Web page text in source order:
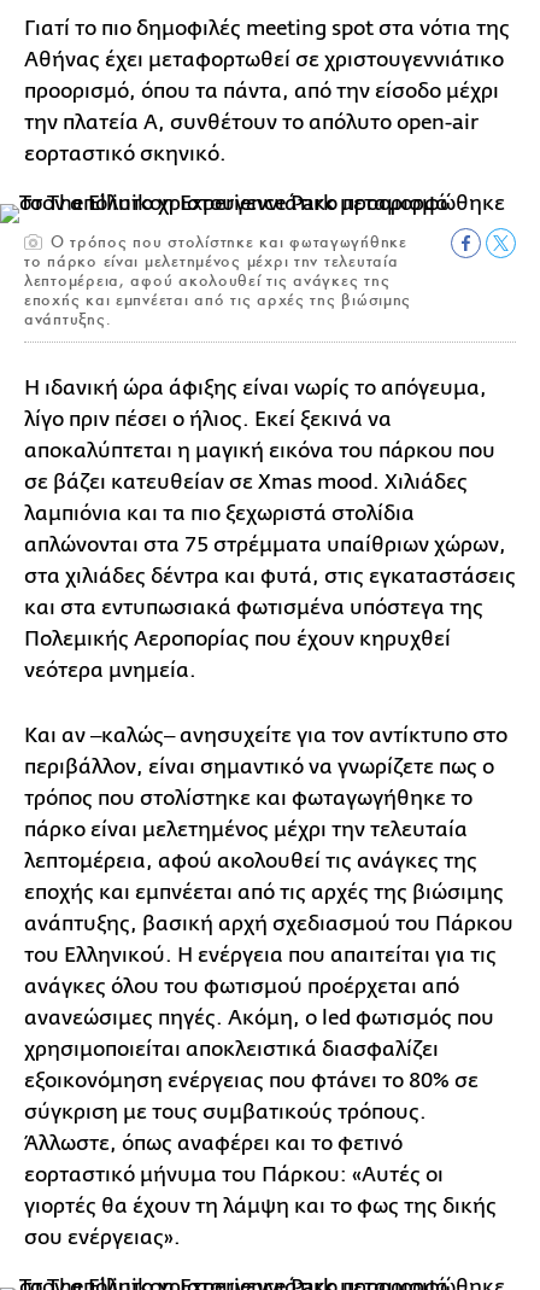
Γιατί το πιο δημοφιλές meeting spot στα νότια της
Αθήνας έχει μεταφορτωθεί σε χριστουγεννιάτικο
προορισμό, όπου τα πάντα, από την είσοδο μέχρι
την πλατεία Α, συνθέτουν το απόλυτο open-air
εορταστικό σκηνικό.
Ο τρόπος που στολίστηκε και φωταγωγήθηκε
το πάρκο είναι μελετημένος μέχρι την τελευταία
λεπτομέρεια, αφού ακολουθεί τις ανάγκες της
εποχής και εμπνέεται από τις αρχές της βιώσιμης
ανάπτυξης.
Η ιδανική ώρα άφιξης είναι νωρίς το απόγευμα,
λίγο πριν πέσει ο ήλιος. Εκεί ξεκινά να
αποκαλύπτεται η μαγική εικόνα του πάρκου που
σε βάζει κατευθείαν σε Xmas mood. Χιλιάδες
λαμπιόνια και τα πιο ξεχωριστά στολίδια
απλώνονται στα 75 στρέμματα υπαίθριων χώρων,
στα χιλιάδες δέντρα και φυτά, στις εγκαταστάσεις
και στα εντυπωσιακά φωτισμένα υπόστεγα της
Πολεμικής Αεροπορίας που έχουν κηρυχθεί
νεότερα μνημεία.
Και αν ‒καλώς‒ ανησυχείτε για τον αντίκτυπο στο
περιβάλλον, είναι σημαντικό να γνωρίζετε πως ο
τρόπος που στολίστηκε και φωταγωγήθηκε το
πάρκο είναι μελετημένος μέχρι την τελευταία
λεπτομέρεια, αφού ακολουθεί τις ανάγκες της
εποχής και εμπνέεται από τις αρχές της βιώσιμης
ανάπτυξης, βασική αρχή σχεδιασμού του Πάρκου
του Ελληνικού. Η ενέργεια που απαιτείται για τις
ανάγκες όλου του φωτισμού προέρχεται από
ανανεώσιμες πηγές. Ακόμη, ο led φωτισμός που
χρησιμοποιείται αποκλειστικά διασφαλίζει
εξοικονόμηση ενέργειας που φτάνει το 80% σε
σύγκριση με τους συμβατικούς τρόπους.
Άλλωστε, όπως αναφέρει και το φετινό
εορταστικό μήνυμα του Πάρκου: «Αυτές οι
γιορτές θα έχουν τη λάμψη και το φως της δικής
σου ενέργειας».